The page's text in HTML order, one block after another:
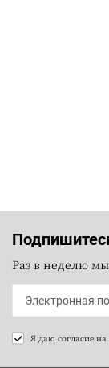
Раз в неделю
Я даю согласие на